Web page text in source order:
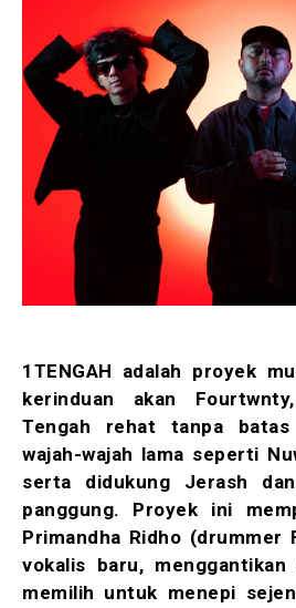
1TENGAH adalah proyek
kerinduan akan
Tengah rehat tanpa
wajah-wajah lama seperti
serta didukung Jerash
panggung. Proyek ini
Primandha Ridho (drummer
vokalis baru,
memilih untuk menepi